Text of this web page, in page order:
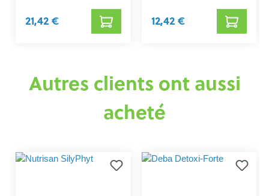
21,42 € 12,42 €
Autres clients ont aussi
acheté